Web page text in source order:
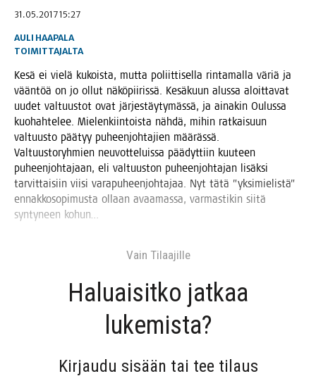
31.05.2017 15:27
AULI HAAPALA
TOIMITTAJALTA
Kesä ei vie­lä kukois­ta, mut­ta poliit­ti­sel­la rin­ta­mal­la väriä ja
vään­töä on jo ollut näkö­pii­ris­sä. Kesä­kuun alus­sa aloit­ta­vat
uudet val­tuus­tot ovat jär­jes­täy­ty­mäs­sä, ja aina­kin Oulus­sa
kuo­hah­te­lee. Mie­len­kiin­tois­ta näh­dä, mihin rat­kai­suun
val­tuus­to pää­tyy puheen­joh­ta­jien mää­räs­sä.
Val­tuus­to­ryh­mien neu­vot­te­luis­sa pää­dyt­tiin kuu­teen
puheen­joh­ta­jaan, eli val­tuus­ton puheen­joh­ta­jan lisäk­si
tar­vit­tai­siin vii­si vara­pu­heen­joh­ta­jaa. Nyt tätä ”yksi­mie­lis­tä”
ennak­ko­so­pi­mus­ta ollaan avaa­mas­sa, var­mas­ti­kin sii­tä
syn­ty­neen kohun…
Vain Tilaa­jil­le
Haluai­sit­ko jat­kaa
lukemista?
Kir­jau­du sisään tai tee tilaus